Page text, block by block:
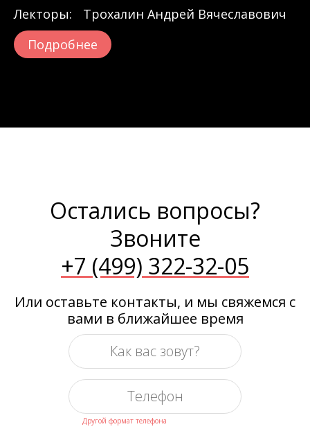
Лекторы:
Трохалин Андрей Вячеславович
Подробнее
Остались вопросы?
Звоните
+7 (499) 322-32-05
Или оставьте контакты, и мы свяжемся с
вами в ближайшее время
Другой формат телефона